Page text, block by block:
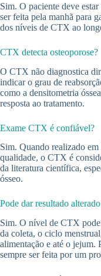
Sim. O paciente deve
ser feita pela manhã para
dos níveis de CTX ao
CTX detecta osteoporose?
O CTX não diagnostica
indicar o grau de
como a densitometria
resposta ao tratamento.
Exame CTX é confiável?
Sim. Quando realizado
qualidade, o CTX é
da literatura científica,
ósseo.
Pode dar resultado
Sim. O nível de CTX
da coleta, o ciclo
alimentação e até o jejum.
sempre ser feita por um